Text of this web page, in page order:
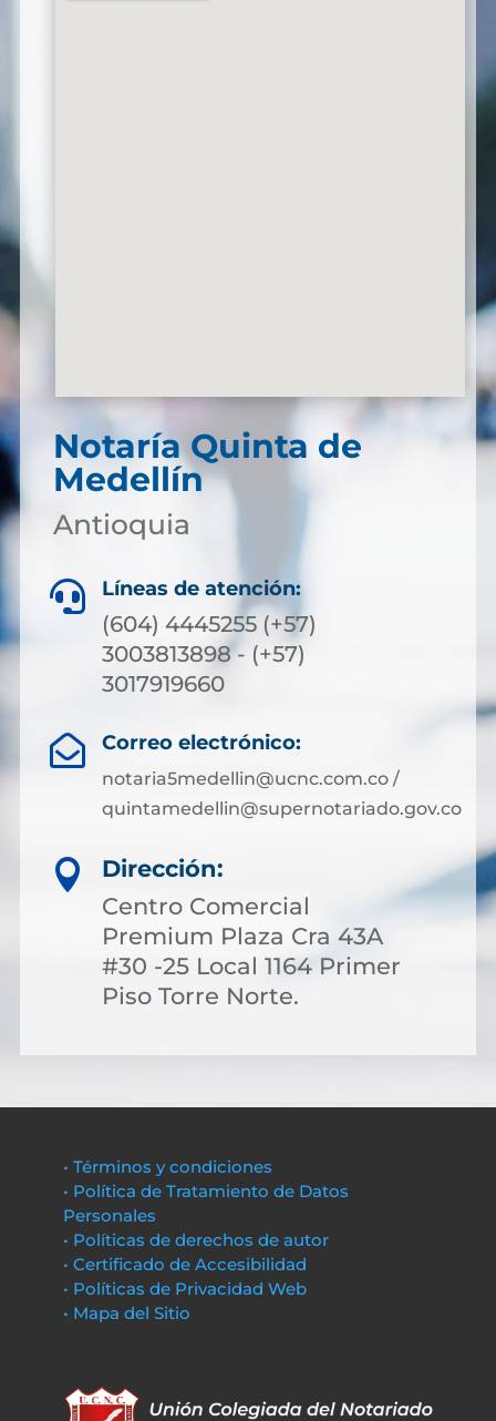
Notaría Quinta de
Medellín
Antioquia
 Líneas de atención:
(604) 4445255 (+57)
3003813898 - (+57)
3017919660
 Correo electrónico:
notaria5medellin@ucnc.com.co /
quintamedellin@supernotariado.gov.co

Dirección:
Centro Comercial
Premium Plaza Cra 43A
#30 -25 Local 1164 Primer
Piso Torre Norte.
• Términos y condiciones
• Política de Tratamiento de Datos
Personales
• Políticas de derechos de autor
• Certificado de Accesibilidad
• Políticas de Privacidad Web
• Mapa del Sitio